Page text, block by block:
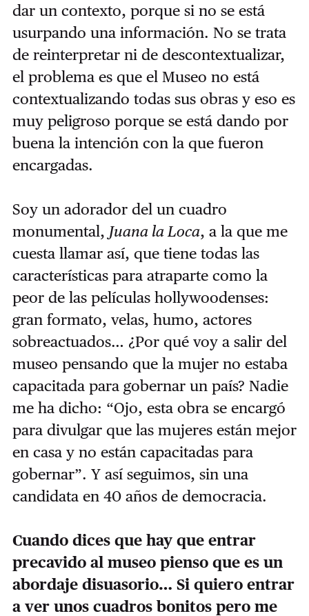
dar un contexto, porque si no se está
usurpando una información. No se trata
de reinterpretar ni de descontextualizar,
el problema es que el Museo no está
contextualizando todas sus obras y eso es
muy peligroso porque se está dando por
buena la intención con la que fueron
encargadas.
Soy un adorador del un cuadro
monumental, Juana la Loca, a la que me
cuesta llamar así, que tiene todas las
características para atraparte como la
peor de las películas hollywoodenses:
gran formato, velas, humo, actores
sobreactuados… ¿Por qué voy a salir del
museo pensando que la mujer no estaba
capacitada para gobernar un país? Nadie
me ha dicho: “Ojo, esta obra se encargó
para divulgar que las mujeres están mejor
en casa y no están capacitadas para
gobernar”. Y así seguimos, sin una
candidata en 40 años de democracia.
Cuando dices que hay que entrar
precavido al museo pienso que es un
abordaje disuasorio… Si quiero entrar
a ver unos cuadros bonitos pero me